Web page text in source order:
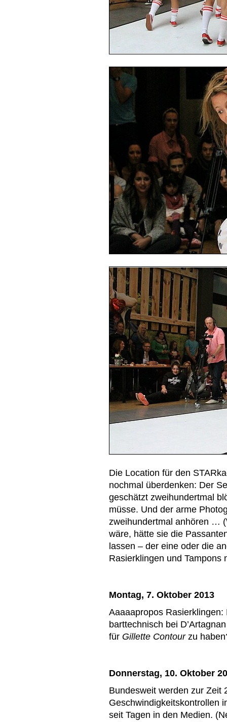
Die Location für den
nochmal überdenken: Der
geschätzt zweihundertmal
müsse. Und der arme
zweihundertmal anhören …
wäre, hätte sie die
lassen – der eine oder die
Rasierklingen und Tampons
Montag, 7. Oktober 2013
Aaaaapropos
barttechnisch bei
für Gillette Contourzu
Donnerstag, 10. Oktober
Bundesweit werden zur Zeit
Geschwindigkeitskontrollen
seit Tagen in den Medien.